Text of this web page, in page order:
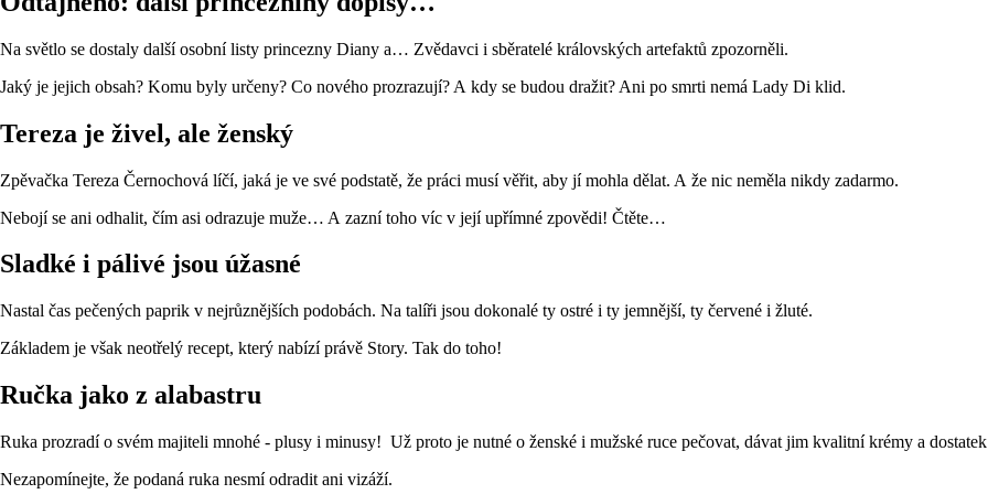
Na světlo se dostaly další osobní listy princezny Diany a… Zvědavci i sběratelé královských artefaktů zpozorněli.
Jaký je jejich obsah? Komu byly určeny? Co nového prozrazují? A kdy se budou dražit? Ani po smrti nemá Lady Di klid.
Tereza je živel, ale ženský
Zpěvačka Tereza Černochová líčí, jaká je ve své podstatě, že práci musí věřit, aby jí mohla dělat. A že nic neměla nikdy zadarmo.
Nebojí se ani odhalit, čím asi odrazuje muže… A zazní toho víc v její upřímné zpovědi! Čtěte…
Sladké i pálivé jsou úžasné
Nastal čas pečených paprik v nejrůznějších podobách. Na talíři jsou dokonalé ty ostré i ty jemnější, ty červené i žluté.
Základem je však neotřelý recept, který nabízí právě Story. Tak do toho!
Ručka jako z alabastru
Ruka prozradí o svém majiteli mnohé - plusy i minusy! Už proto je nutné o ženské i mužské ruce pečovat, dávat jim kvalitní krémy a
Nezapomínejte, že podaná ruka nesmí odradit ani vizáží.